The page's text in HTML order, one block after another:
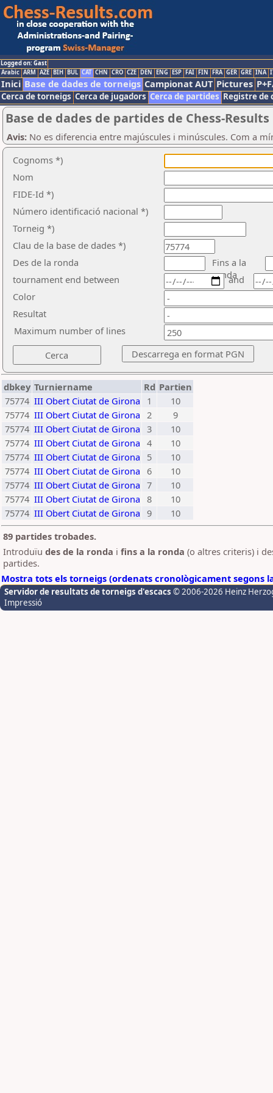
Logged on: Gast
Arabic ARM AZE BIH BUL CAT CHN CRO CZE DEN ENG ESP FAI FIN FRA GER GRE INA
Inici Base de dades de torneigs Campionat AUT Pictures
Cerca de torneigs Cerca de jugadors Cerca de partides Registre de
Base de dades de partides de Chess-Results
Avis: No es diferencia entre majúscules i minúscules. Com a
Cognoms *)
Nom
FIDE-Id *)
Número identificació nacional *)
Torneig *)
Clau de la base de dades *)
Des de la ronda
Fins a la
ronda
tournament end between
Color
Resultat
and
Maximum number of lines
dbkey Turniername Rd Partien
75774 III Obert Ciutat de Girona 1
10
75774 III Obert Ciutat de Girona 2
9
75774 III Obert Ciutat de Girona 3
10
75774 III Obert Ciutat de Girona 4
10
75774 III Obert Ciutat de Girona 5
10
75774 III Obert Ciutat de Girona 6
10
75774 III Obert Ciutat de Girona 7
10
75774 III Obert Ciutat de Girona 8
10
75774 III Obert Ciutat de Girona 9
10
89 partides trobades.
Introduïu des de la ronda i fins a la ronda (o altres criteris) i
partides.
Mostra tots els torneigs (ordenats cronològicament segons
Servidor de resultats de torneigs d'escacs © 2006-2026 Heinz
Impressió